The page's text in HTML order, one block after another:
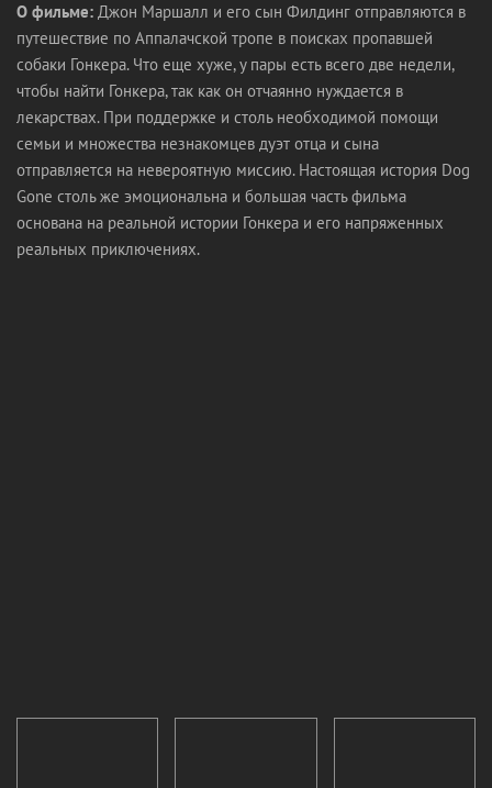
О фильме: Джон Маршалл и его сын Филдинг отправляются в
путешествие по Аппалачской тропе в поисках пропавшей
собаки Гонкера. Что еще хуже, у пары есть всего две недели,
чтобы найти Гонкера, так как он отчаянно нуждается в
лекарствах. При поддержке и столь необходимой помощи
семьи и множества незнакомцев дуэт отца и сына
отправляется на невероятную миссию. Настоящая история Dog
Gone столь же эмоциональна и большая часть фильма
основана на реальной истории Гонкера и его напряженных
реальных приключениях.